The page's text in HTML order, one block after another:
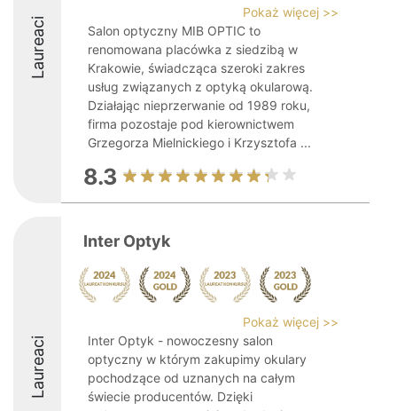
Laureaci
Pokaż więcej >>
Salon optyczny MIB OPTIC to
renomowana placówka z siedzibą w
Krakowie, świadcząca szeroki zakres
usług związanych z optyką okularową.
Działając nieprzerwanie od 1989 roku,
firma pozostaje pod kierownictwem
Grzegorza Mielnickiego i Krzysztofa ...
8.3
Laureaci
Inter Optyk
Pokaż więcej >>
Inter Optyk - nowoczesny salon
optyczny w którym zakupimy okulary
pochodzące od uznanych na całym
świecie producentów. Dzięki